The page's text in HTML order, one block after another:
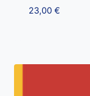
23,00 €